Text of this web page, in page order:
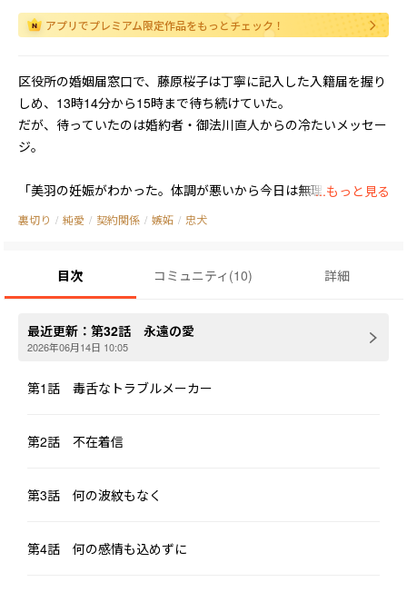
アプリでプレミアム限定作品をもっとチェック！
区役所の婚姻届窓口で、藤原桜子は丁寧に記入した入籍届を握り
しめ、13時14分から15時まで待ち続けていた。
だが、待っていたのは婚約者・御法川直人からの冷たいメッセー
ジ。
「美羽の妊娠がわかった。体調が悪いから今日は無理」
七年間の想いも、未来への期待も、その瞬間に粉々に砕け散っ
た。
へ電話をかける。
現れたのは、ビジネス界で冷徹な手腕を持つことで有名な九条朔
彼は温かいコーヒーを差し出し、淡々と告げる。
「今すぐ俺と入籍しろ。条件は二つ。お前の家業を俺と組ませる
こと、それから――あいつを潰すまで、夫婦を演じることだ」
...もっと見る
裏切り / 純愛 / 契約関係 / 嫉妬 / 忠犬
目次 コミュニティ (10) 詳細
最近更新： 第32話 永遠の愛
2026年06月14日 10:05
第1話 毒舌なトラブルメーカー
第2話 不在着信
第3話 何の波紋もなく
第4話 何の感情も込めずに